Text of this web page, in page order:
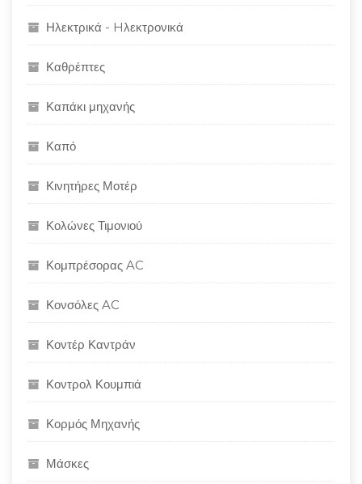
Ηλεκτρικά - Hλεκτρονικά
Καθρέπτες
Καπάκι μηχανής
Καπό
Κινητήρες Μοτέρ
Κολώνες Τιμονιού
Κομπρέσορας AC
Κονσόλες AC
Κοντέρ Καντράν
Κοντρολ Κουμπιά
Κορμός Μηχανής
Μάσκες